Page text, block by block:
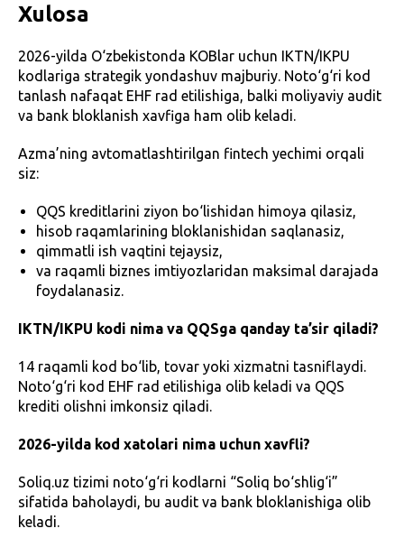
Xulosa
2026-yilda O‘zbekistonda KOBlar uchun IKTN/IKPU
kodlariga strategik yondashuv majburiy. Noto‘g‘ri kod
tanlash nafaqat EHF rad etilishiga, balki moliyaviy audit
va bank bloklanish xavfiga ham olib keladi.
Azma’ning avtomatlashtirilgan fintech yechimi orqali
siz:
QQS kreditlarini ziyon bo‘lishidan himoya qilasiz,
hisob raqamlarining bloklanishidan saqlanasiz,
qimmatli ish vaqtini tejaysiz,
va raqamli biznes imtiyozlaridan maksimal darajada
foydalanasiz.
IKTN/IKPU kodi nima va QQSga qanday ta’sir qiladi?
14 raqamli kod bo‘lib, tovar yoki xizmatni tasniflaydi.
Noto‘g‘ri kod EHF rad etilishiga olib keladi va QQS
krediti olishni imkonsiz qiladi.
2026-yilda kod xatolari nima uchun xavfli?
Soliq.uz tizimi noto‘g‘ri kodlarni “Soliq bo‘shlig‘i”
sifatida baholaydi, bu audit va bank bloklanishiga olib
keladi.